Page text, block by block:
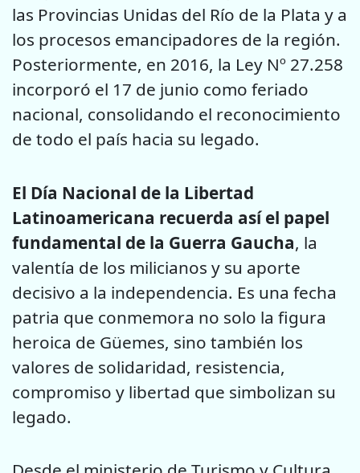
las Provincias Unidas del Río de la Plata y a
los procesos emancipadores de la región.
Posteriormente, en 2016, la Ley Nº 27.258
incorporó el 17 de junio como feriado
nacional, consolidando el reconocimiento
de todo el país hacia su legado.
El Día Nacional de la Libertad
Latinoamericana recuerda así el papel
fundamental de la Guerra Gaucha, la
valentía de los milicianos y su aporte
decisivo a la independencia. Es una fecha
patria que conmemora no solo la figura
heroica de Güemes, sino también los
valores de solidaridad, resistencia,
compromiso y libertad que simbolizan su
legado.